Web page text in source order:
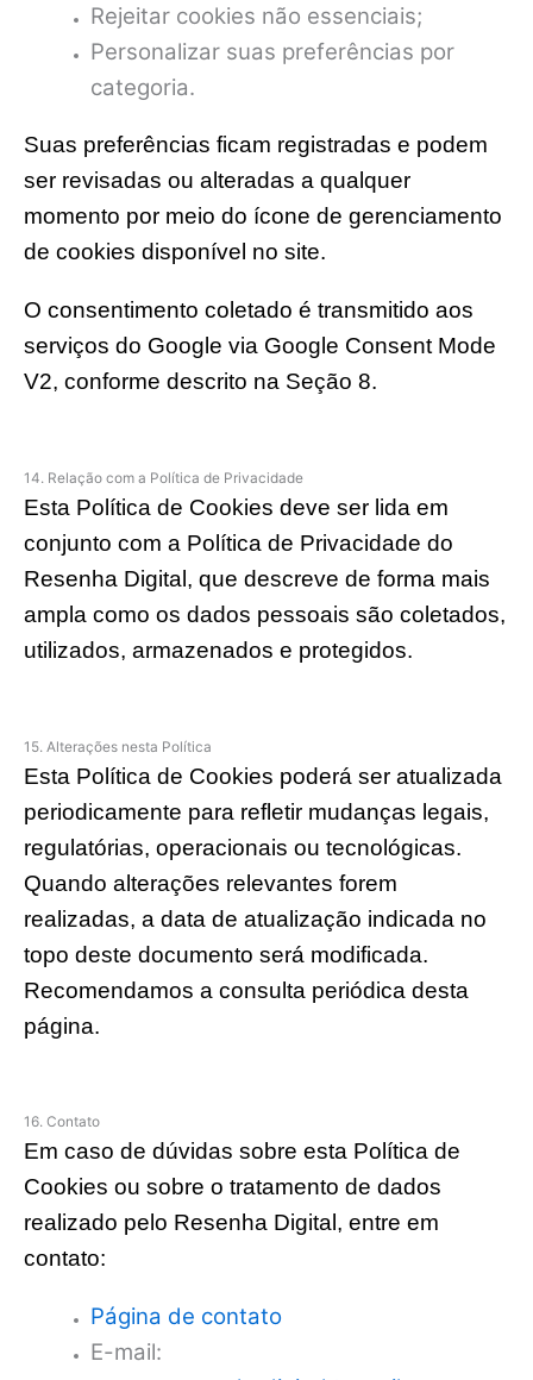
Rejeitar cookies não essenciais;
Personalizar suas preferências por
categoria.
Suas preferências ficam registradas e podem
ser revisadas ou alteradas a qualquer
momento por meio do ícone de gerenciamento
de cookies disponível no site.
O consentimento coletado é transmitido aos
serviços do Google via Google Consent Mode
V2, conforme descrito na Seção 8.
14. Relação com a Política de Privacidade
Esta Política de Cookies deve ser lida em
conjunto com a Política de Privacidade do
Resenha Digital, que descreve de forma mais
ampla como os dados pessoais são coletados,
utilizados, armazenados e protegidos.
15. Alterações nesta Política
Esta Política de Cookies poderá ser atualizada
periodicamente para refletir mudanças legais,
regulatórias, operacionais ou tecnológicas.
Quando alterações relevantes forem
realizadas, a data de atualização indicada no
topo deste documento será modificada.
Recomendamos a consulta periódica desta
página.
16. Contato
Em caso de dúvidas sobre esta Política de
Cookies ou sobre o tratamento de dados
realizado pelo Resenha Digital, entre em
contato:
Página de contato
E-mail: